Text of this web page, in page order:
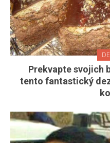
Prekvapte svojich
tento fantastický